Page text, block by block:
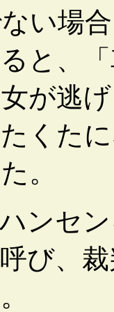
い場
と、
が逃
くた
。
ンセ
び、